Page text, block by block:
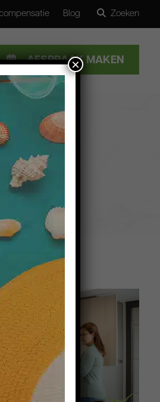
SLUITEN
Blog Zoeken
AFSPRAAK MAKEN
×